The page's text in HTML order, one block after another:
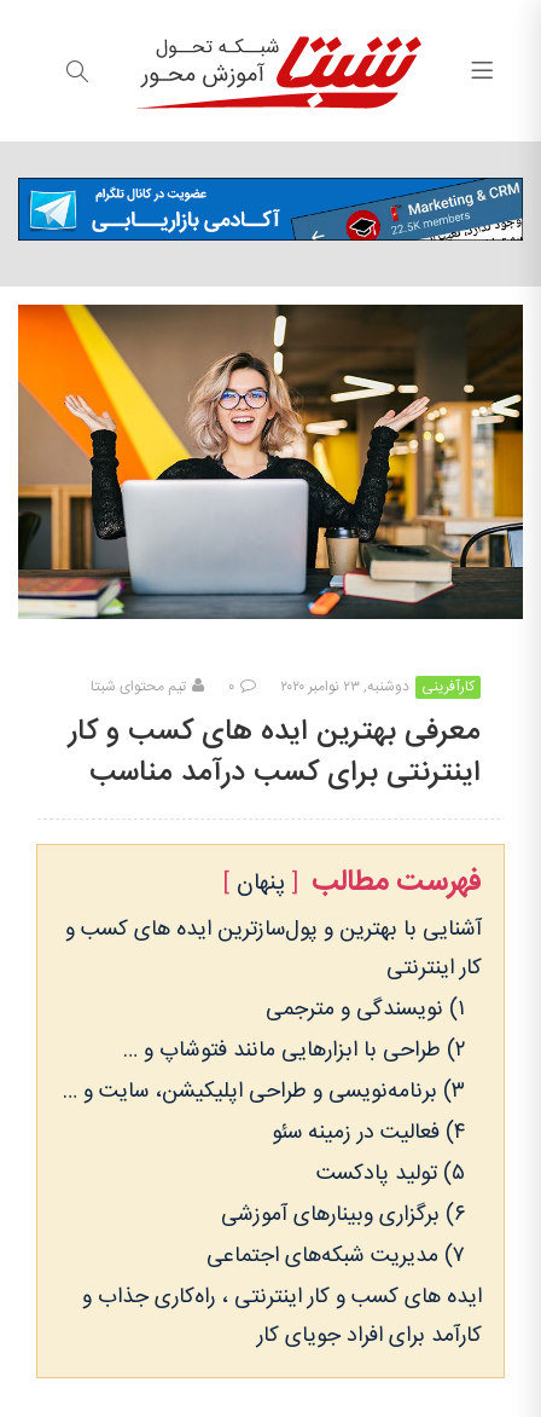
کارآفرینی دوشنبه, ۲۳ نوامبر ۲۰۲۰ ۰ تیم محتوای شبتا
معرفی بهترین ایده های کسب و کار
اینترنتی برای کسب درآمد مناسب
فهرست مطالب پنهان
آشنایی با بهترین و پول‌سازترین ایده های کسب و
کار اینترنتی
۱) نویسندگی و مترجمی
۲) طراحی با ابزارهایی مانند فتوشاپ و …
۳) برنامه‌نویسی و طراحی اپلیکیشن، سایت و …
۴) فعالیت در زمینه‌ سئو
۵) تولید پادکست
۶) برگزاری وبینارهای آموزشی
۷) مدیریت شبکه‌های اجتماعی
ایده های کسب و کار اینترنتی ، راه‌کاری جذاب و
کارآمد برای افراد جویای کار